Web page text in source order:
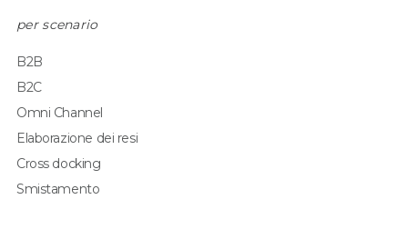
per scenario
B2B
B2C
Omni Channel
Elaborazione dei resi
Cross docking
Smistamento